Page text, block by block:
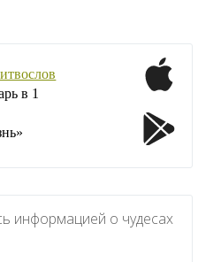
в 1
информацией о чудесах